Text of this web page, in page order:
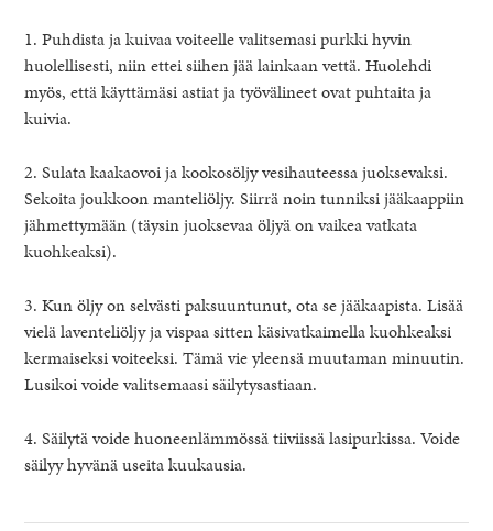
1. Puhdista ja kuivaa voiteelle valitsemasi purkki hyvin
huolellisesti, niin ettei siihen jää lainkaan vettä. Huolehdi
myös, että käyttämäsi astiat ja työvälineet ovat puhtaita ja
kuivia.
2. Sulata kaakaovoi ja kookosöljy vesihauteessa juoksevaksi.
Sekoita joukkoon manteliöljy. Siirrä noin tunniksi jääkaappiin
jähmettymään (täysin juoksevaa öljyä on vaikea vatkata
kuohkeaksi).
3. Kun öljy on selvästi paksuuntunut, ota se jääkaapista. Lisää
vielä laventeliöljy ja vispaa sitten käsivatkaimella kuohkeaksi
kermaiseksi voiteeksi. Tämä vie yleensä muutaman minuutin.
Lusikoi voide valitsemaasi säilytysastiaan.
4. Säilytä voide huoneenlämmössä tiiviissä lasipurkissa. Voide
säilyy hyvänä useita kuukausia.